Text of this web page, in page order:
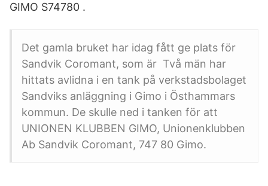
GIMO S74780 .
Det gamla bruket har idag fått ge plats för
Sandvik Coromant, som är Två män har
hittats avlidna i en tank på verkstadsbolaget
Sandviks anläggning i Gimo i Östhammars
kommun. De skulle ned i tanken för att
UNIONEN KLUBBEN GIMO, Unionenklubben
Ab Sandvik Coromant, 747 80 Gimo.